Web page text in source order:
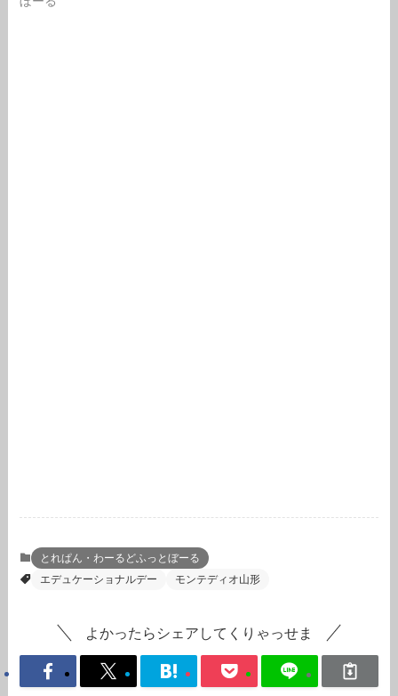
とれぱん・わーるどふっとぼーる
エデュケーショナルデー
モンテディオ山形
よかったらシェアしてくりゃっせま